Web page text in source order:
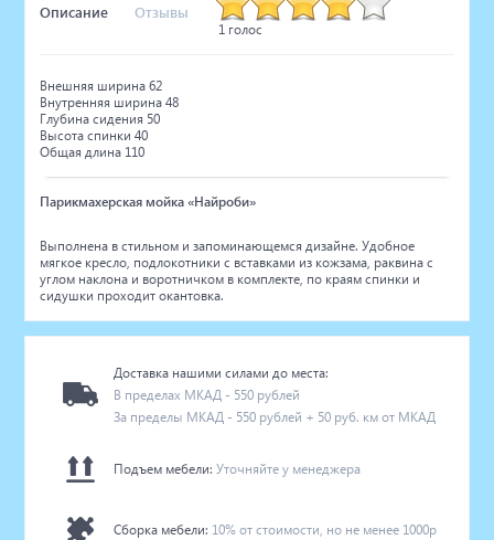
Описание Отзывы
1 голос
Внешняя ширина 62
Внутренняя ширина 48
Глубина сидения 50
Высота спинки 40
Общая длина 110
Парикмахерская мойка «Найроби»
Выполнена в стильном и запоминающемся дизайне. Удобное
мягкое кресло, подлокотники с вставками из кожзама, раквина с
углом наклона и воротничком в комплекте, по краям спинки и
сидушки проходит окантовка.
Доставка нашими силами до места:
В пределах МКАД - 550 рублей
За пределы МКАД - 550 рублей + 50 руб. км от МКАД
Подъем мебели:Уточняйте у менеджера
Сборка мебели: 10% от стоимости, но не менее 1000р